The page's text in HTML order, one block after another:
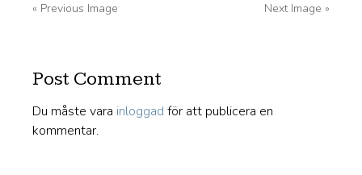
« Previous Image Next Image »
Post Comment
Du måste vara inloggad för att publicera en
kommentar.